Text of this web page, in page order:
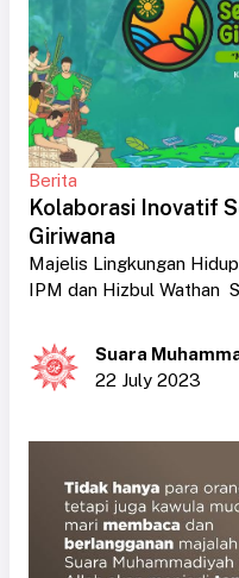
Berita
Kolaborasi Inovatif
Giriwana
Majelis Lingkungan
IPM dan Hizbul Wathan
Suara
22 July 2023